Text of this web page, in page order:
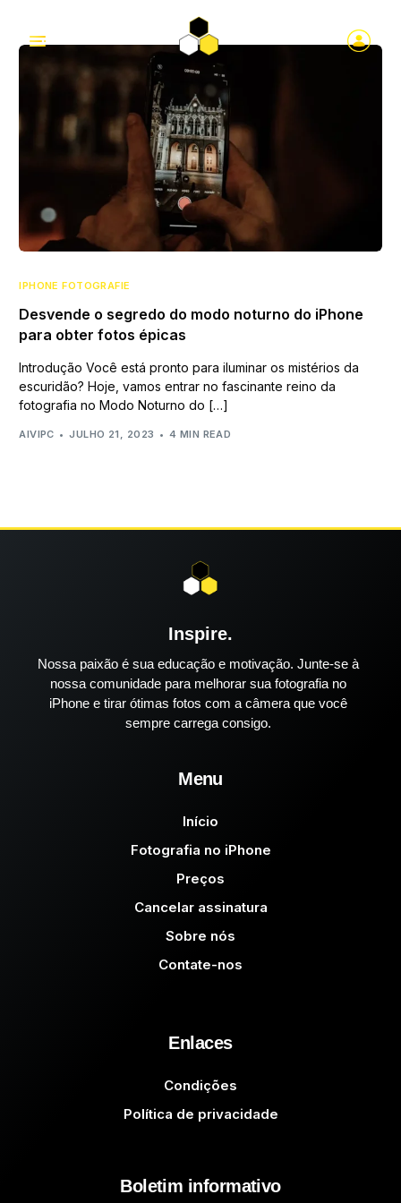
IPHONE FOTOGRAFIE
Desvende o segredo do modo noturno do iPhone
para obter fotos épicas
Introdução Você está pronto para iluminar os mistérios da
escuridão? Hoje, vamos entrar no fascinante reino da
fotografia no Modo Noturno do […]
AIVIPC JULHO 21, 2023 4 MIN READ
Inspire.
Nossa paixão é sua educação e motivação. Junte-se à
nossa comunidade para melhorar sua fotografia no
iPhone e tirar ótimas fotos com a câmera que você
sempre carrega consigo.
Menu
Início
Fotografia no iPhone
Preços
Cancelar assinatura
Sobre nós
Contate-nos
Enlaces
Condições
Política de privacidade
Boletim informativo